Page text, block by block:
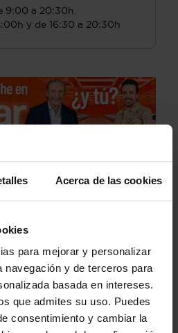
Acerca de las cookies
para mejorar y personalizar
navegación y de terceros para
basada en intereses.
que admites su uso. Puedes
consentimiento y cambiar la
9:00 a 20:30h.
y de 16:30 a 20:30h